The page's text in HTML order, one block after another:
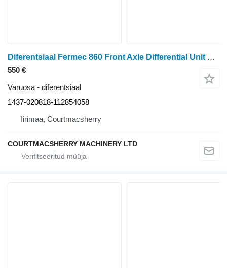
Diferentsiaal Fermec 860 Front Axle Differential Unit Assembly With Bevel Gear 1437-020818-112854058 tüübi jaoks ratastraktori
550 €
Varuosa - diferentsiaal
1437-020818-112854058
Iirimaa, Courtmacsherry
COURTMACSHERRY MACHINERY LTD